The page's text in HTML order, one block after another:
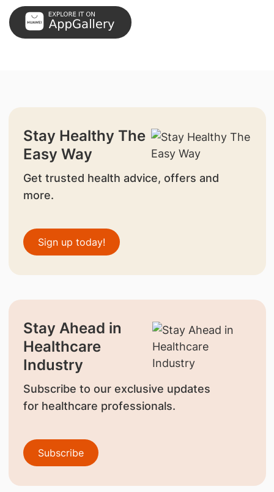
Stay Healthy The
Easy Way
Get trusted health advice, offers and
more.
Sign up today!
Stay Ahead in
Healthcare
Industry
Subscribe to our exclusive updates
for healthcare professionals.
Subscribe